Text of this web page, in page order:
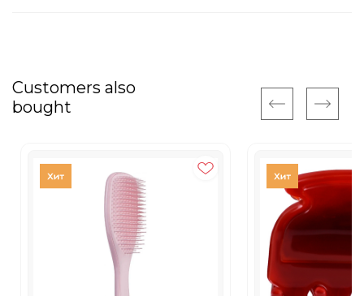
Customers also
bought